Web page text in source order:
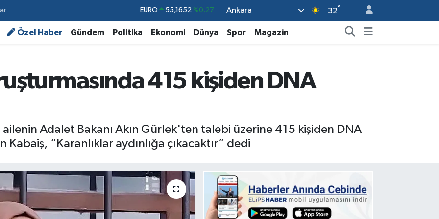
STERLİN 64,4046 %0.35
GRAM ALTIN 6618.49 %2.12
DOLAR 47,7106 %0.17
Ankara 32°
Özel Haber Gündem Politika Ekonomi Dünya Spor Magazin
415 kişiden DNA
ailenin Adalet Bakanı Akın Gürlek'ten talebi üzerine 415 kişiden DNA
“Karanlıklar aydınlığa çıkacaktır” dedi